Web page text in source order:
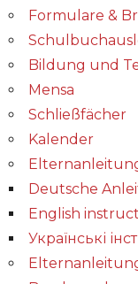
Formulare &
Bildung und
Mensa
Schließfächer
Kalender
Deutsche
English
Українські